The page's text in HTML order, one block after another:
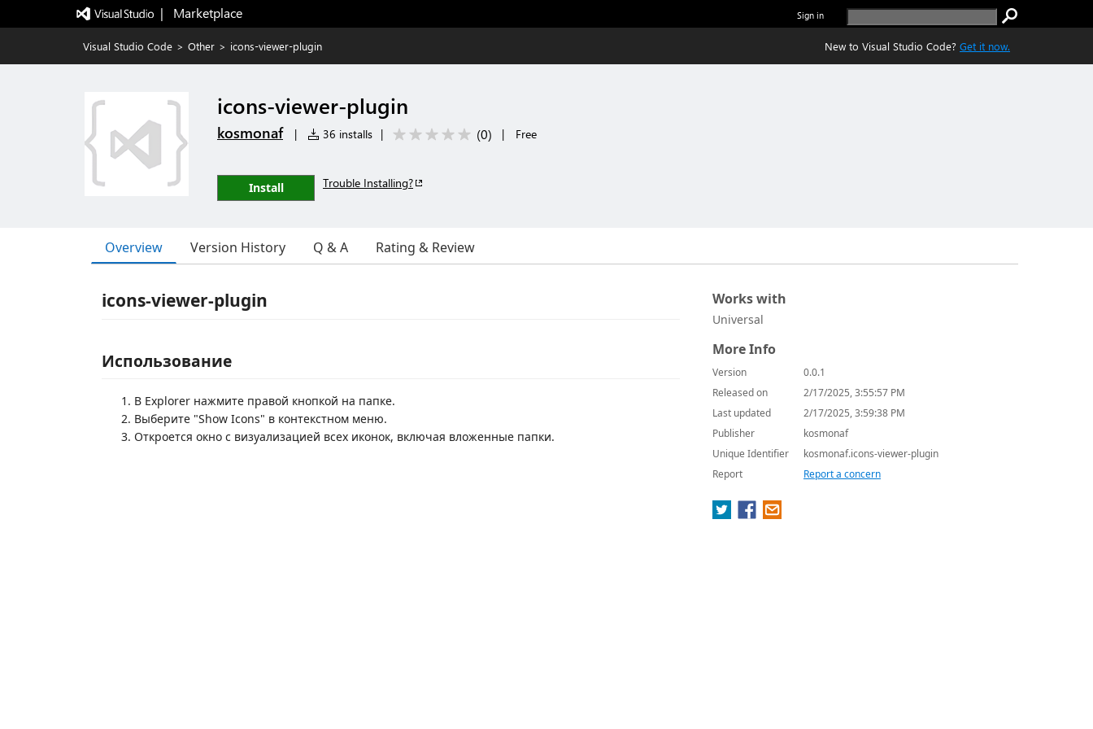
|   Marketplace Sign in
Visual Studio Code > Other > icons-viewer-plugin New to Visual Studio Code? Get it now.
icons-viewer-plugin
kosmonaf | 36 installs | (0) | Free
Install Trouble Installing?
Overview Version History Q & A Rating & Review
icons-viewer-plugin
Использование
В Explorer нажмите правой кнопкой на папке.
Выберите "Show Icons" в контекстном меню.
Откроется окно с визуализацией всех иконок, включая вложенные папки.
Works with
Universal
More Info
Version
0.0.1
Released on
2/17/2025, 3:55:57 PM
Last updated
2/17/2025, 3:59:38 PM
Publisher
kosmonaf
Unique Identifier
kosmonaf.icons-viewer-plugin
Report
Report a concern